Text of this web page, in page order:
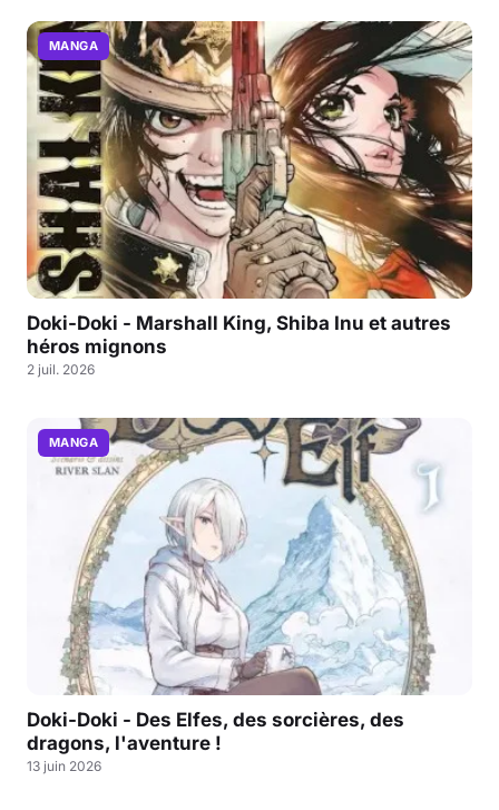
MANGA
Doki-Doki - Marshall King, Shiba Inu et autres
héros mignons
2 juil. 2026
MANGA
Doki-Doki - Des Elfes, des sorcières, des
dragons, l'aventure !
13 juin 2026